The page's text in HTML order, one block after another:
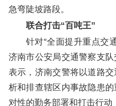
急弯陡坡路段。
联合打击“百吨王”
针对“全面提升重点交
济南市公安局交通警察支
表示，济南交警将以道路
析和排查辖区内事故隐患
对性的勤务部署和打击行动